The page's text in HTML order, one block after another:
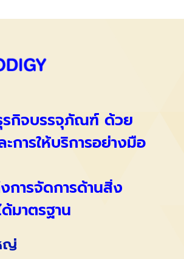
รกิจบรรจุภัณฑ์ ด้วย
ารให้บริการอย่างมือ
การจัดการด้านสิ่ง
มาตรฐาน
ญ่